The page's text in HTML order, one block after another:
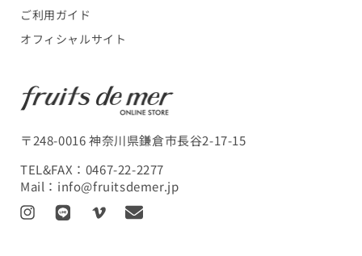
ご利用ガイド
オフィシャルサイト
〒248-0016 神奈川県鎌倉市長谷2-17-15
TEL&FAX： 0467-22-2277
Mail： info@fruitsdemer.jp
I
L
V
T